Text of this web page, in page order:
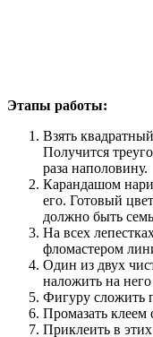
Этапы работы:
Взять
Получится
раза наполовину.
Карандашом
его. Готовый
должно быть
На всех
фломастером
Один из двух
наложить на
Фигуру сложить
Промазать клеем
Приклеить в